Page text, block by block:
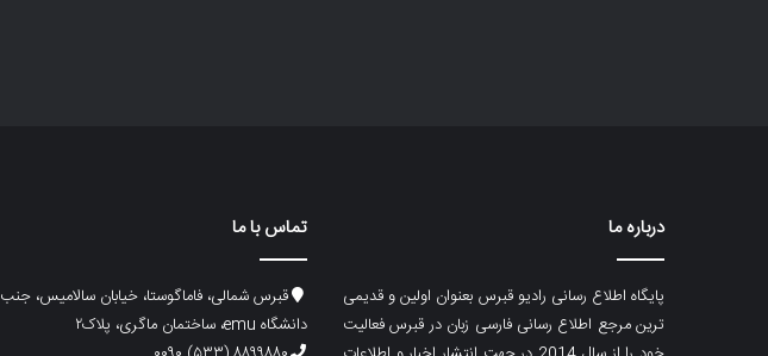
درباره ما
پایگاه اطلاع رسانی رادیو قبرس بعنوان اولین و قدیمی
ترین مرجع اطلاع رسانی فارسی زبان در قبرس فعالیت
تماس با ما
قبرس شمالی، فاماگوستا، خیابان سالامیس، جنب
دانشگاه emu، ساختمان ماگری، پلاک۲